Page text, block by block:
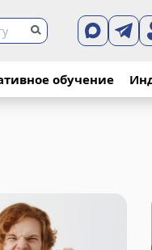
обучение